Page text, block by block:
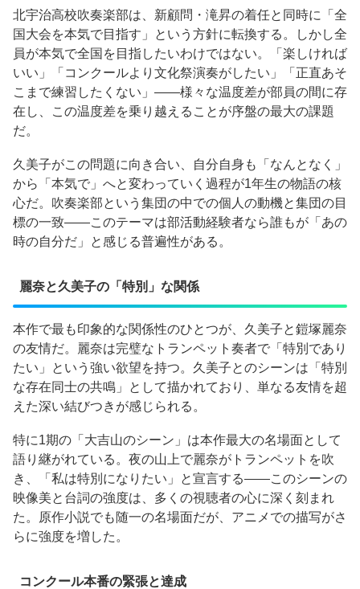
北宇治高校吹奏楽部は、新顧問・滝昇の着任と同時に「全
国大会を本気で目指す」という方針に転換する。しかし全
員が本気で全国を目指したいわけではない。「楽しければ
いい」「コンクールより文化祭演奏がしたい」「正直あそ
こまで練習したくない」——様々な温度差が部員の間に存
在し、この温度差を乗り越えることが序盤の最大の課題
だ。
久美子がこの問題に向き合い、自分自身も「なんとなく」
から「本気で」へと変わっていく過程が1年生の物語の核
心だ。吹奏楽部という集団の中での個人の動機と集団の目
標の一致——このテーマは部活動経験者なら誰もが「あの
時の自分だ」と感じる普遍性がある。
麗奈と久美子の「特別」な関係
本作で最も印象的な関係性のひとつが、久美子と鎧塚麗奈
の友情だ。麗奈は完璧なトランペット奏者で「特別であり
たい」という強い欲望を持つ。久美子とのシーンは「特別
な存在同士の共鳴」として描かれており、単なる友情を超
えた深い結びつきが感じられる。
特に1期の「大吉山のシーン」は本作最大の名場面として
語り継がれている。夜の山上で麗奈がトランペットを吹
き、「私は特別になりたい」と宣言する——このシーンの
映像美と台詞の強度は、多くの視聴者の心に深く刻まれ
た。原作小説でも随一の名場面だが、アニメでの描写がさ
らに強度を増した。
コンクール本番の緊張と達成